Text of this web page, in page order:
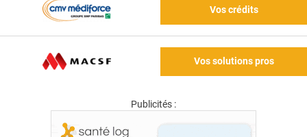
Vos crédits
Vos solutions pros
Publicités :